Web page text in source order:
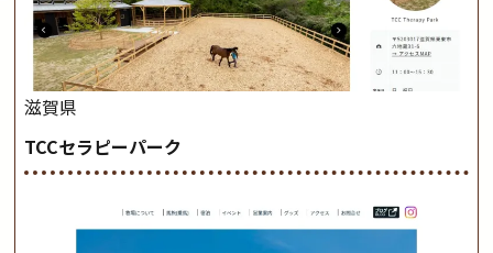
滋賀県
TCCセラピーパーク